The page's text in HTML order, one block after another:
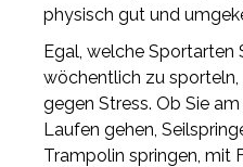
physisch gut und
Egal, welche Sportarten
wöchentlich zu
gegen Stress. Ob Sie
Laufen gehen,
Trampolin springen, mit